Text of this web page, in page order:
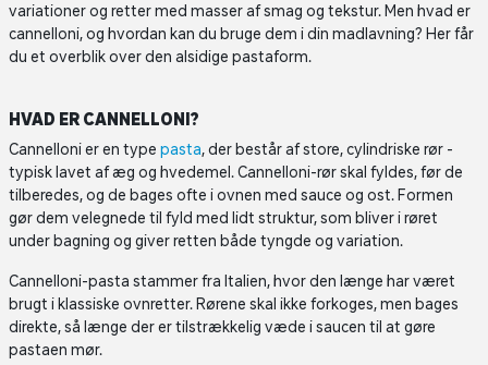
variationer og retter med masser af smag og tekstur. Men hvad er
cannelloni, og hvordan kan du bruge dem i din madlavning? Her får
du et overblik over den alsidige pastaform.
HVAD ER CANNELLONI?
Cannelloni er en type pasta, der består af store, cylindriske rør -
typisk lavet af æg og hvedemel. Cannelloni-rør skal fyldes, før de
tilberedes, og de bages ofte i ovnen med sauce og ost. Formen
gør dem velegnede til fyld med lidt struktur, som bliver i røret
under bagning og giver retten både tyngde og variation.
Cannelloni-pasta stammer fra Italien, hvor den længe har været
brugt i klassiske ovnretter. Rørene skal ikke forkoges, men bages
direkte, så længe der er tilstrækkelig væde i saucen til at gøre
pastaen mør.